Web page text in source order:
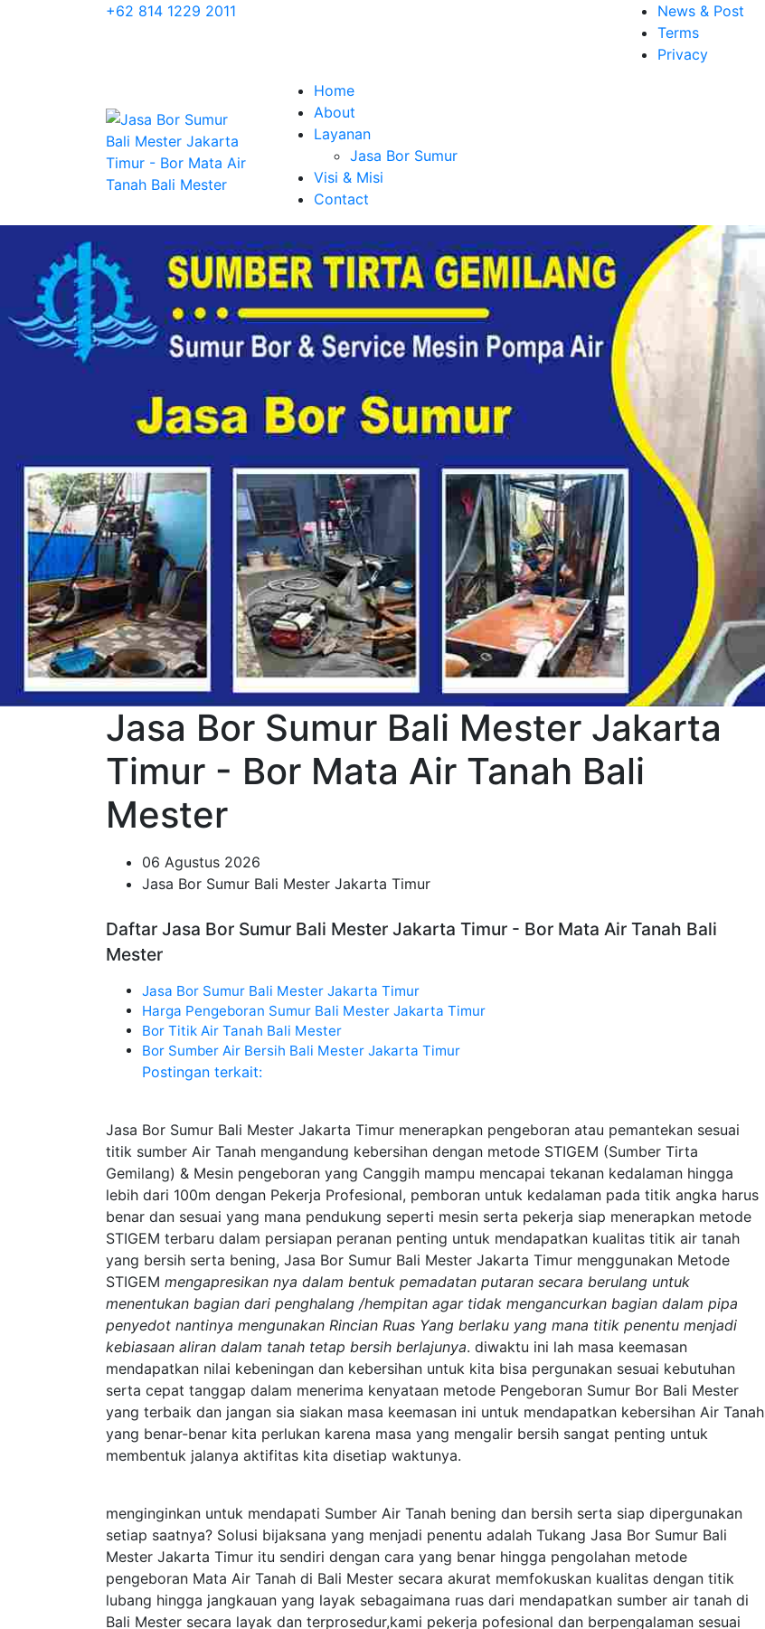
+62 814 1229 2011
News & Post
Terms
Privacy
Home
About
Layanan
Jasa Bor Sumur
Visi & Misi
Contact
Jasa Bor Sumur Bali Mester Jakarta
Timur - Bor Mata Air Tanah Bali
Mester
06 Agustus 2026
Jasa Bor Sumur Bali Mester Jakarta Timur
Daftar Jasa Bor Sumur Bali Mester Jakarta Timur - Bor Mata Air Tanah Bali
Mester
Jasa Bor Sumur Bali Mester Jakarta Timur
Harga Pengeboran Sumur Bali Mester Jakarta Timur
Bor Titik Air Tanah Bali Mester
Bor Sumber Air Bersih Bali Mester Jakarta Timur
Postingan terkait:
Jasa Bor Sumur Bali Mester Jakarta Timur menerapkan pengeboran atau pemantekan sesuai
titik sumber Air Tanah mengandung kebersihan dengan metode STIGEM (Sumber Tirta
Gemilang) & Mesin pengeboran yang Canggih mampu mencapai tekanan kedalaman hingga
lebih dari 100m dengan Pekerja Profesional, pemboran untuk kedalaman pada titik angka harus
benar dan sesuai yang mana pendukung seperti mesin serta pekerja siap menerapkan metode
STIGEM terbaru dalam persiapan peranan penting untuk mendapatkan kualitas titik air tanah
yang bersih serta bening, Jasa Bor Sumur Bali Mester Jakarta Timur menggunakan Metode
STIGEM mengapresikan nya dalam bentuk pemadatan putaran secara berulang untuk
menentukan bagian dari penghalang /hempitan agar tidak mengancurkan bagian dalam pipa
penyedot nantinya mengunakan Rincian Ruas Yang berlaku yang mana titik penentu menjadi
kebiasaan aliran dalam tanah tetap bersih berlajunya. diwaktu ini lah masa keemasan
mendapatkan nilai kebeningan dan kebersihan untuk kita bisa pergunakan sesuai kebutuhan
serta cepat tanggap dalam menerima kenyataan metode Pengeboran Sumur Bor Bali Mester
yang terbaik dan jangan sia siakan masa keemasan ini untuk mendapatkan kebersihan Air Tanah
yang benar-benar kita perlukan karena masa yang mengalir bersih sangat penting untuk
membentuk jalanya aktifitas kita disetiap waktunya.
menginginkan untuk mendapati Sumber Air Tanah bening dan bersih serta siap dipergunakan
setiap saatnya? Solusi bijaksana yang menjadi penentu adalah Tukang Jasa Bor Sumur Bali
Mester Jakarta Timur itu sendiri dengan cara yang benar hingga pengolahan metode
pengeboran Mata Air Tanah di Bali Mester secara akurat memfokuskan kualitas dengan titik
lubang hingga jangkauan yang layak sebagaimana ruas dari mendapatkan sumber air tanah di
Bali Mester secara layak dan terprosedur,kami pekerja pofesional dan berpengalaman sesuai